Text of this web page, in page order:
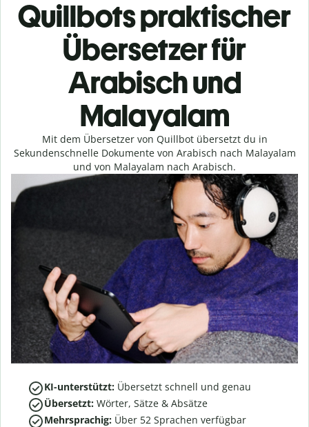
Quillbots praktischer
Übersetzer für
Arabisch und
Malayalam
Mit dem Übersetzer von Quillbot übersetzt du in
Sekundenschnelle Dokumente von Arabisch nach Malayalam
und von Malayalam nach Arabisch.
KI-unterstützt: Übersetzt schnell und genau
Übersetzt: Wörter, Sätze & Absätze
Mehrsprachig: Über 52 Sprachen verfügbar